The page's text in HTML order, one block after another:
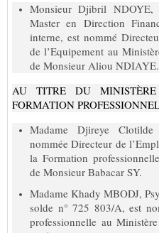
Monsieur Djibril NDOYE,
Master en Direction
interne, est nommé
de l’Equipement au
de Monsieur Aliou NDIAYE.
AU TITRE DU
FORMATION
Madame Djireye
nommée Directeur de
la Formation
de Monsieur Babacar SY.
Madame Khady MBODJ,
solde n° 725 803/A, est
professionnelle au